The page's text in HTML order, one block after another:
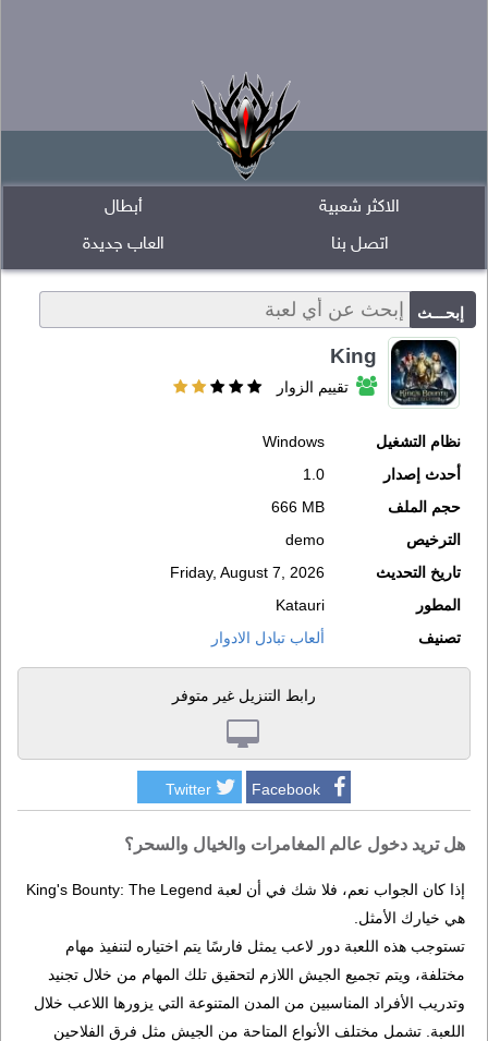
أبطال
الاكثر شعبية
العاب جديدة
اتصل بنا
King
تقييم الزوار
نظام التشغيل
Windows
أحدث إصدار
1.0
حجم الملف
666 MB
الترخيص
demo
تاريخ التحديث
Friday, August 7, 2026
المطور
Katauri
تصنيف
ألعاب تبادل الادوار
رابط التنزيل غير متوفر
Facebook
Twitter
هل تريد دخول عالم المغامرات والخيال والسحر؟
إذا كان الجواب نعم، فلا شك في أن لعبة King's Bounty: The Legend
هي خيارك الأمثل.
تستوجب هذه اللعبة دور لاعب يمثل فارسًا يتم اختياره لتنفيذ مهام
مختلفة، ويتم تجميع الجيش اللازم لتحقيق تلك المهام من خلال تجنيد
وتدريب الأفراد المناسبين من المدن المتنوعة التي يزورها اللاعب خلال
اللعبة. تشمل مختلف الأنواع المتاحة من الجيش مثل فرق الفلاحين